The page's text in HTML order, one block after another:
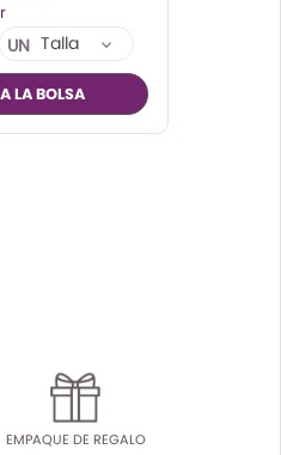
UN Talla
LA BOLSA
EMPAQUE DE REGALO